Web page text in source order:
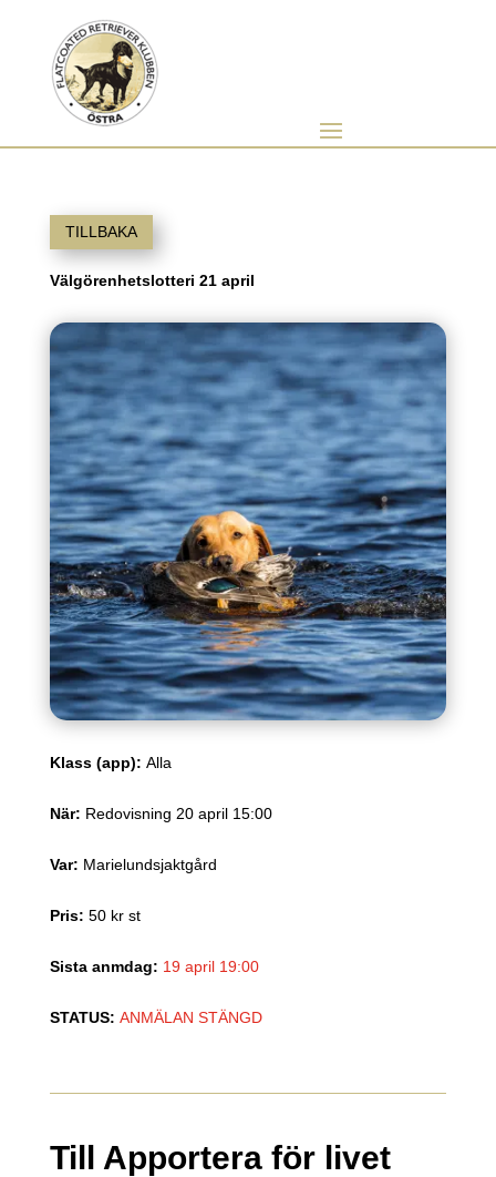
TILLBAKA
Välgörenhetslotteri 21 april
Klass (app): Alla
När: Redovisning 20 april 15:00
Var: Marielundsjaktgård
Pris: 50 kr st
Sista anmdag: 19 april 19:00
STATUS: ANMÄLAN STÄNGD
Till Apportera för livet